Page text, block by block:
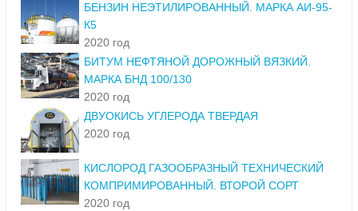
БЕНЗИН НЕЭТИЛИРОВАННЫЙ. МАРКА АИ-95-
К5
2020 год
БИТУМ НЕФТЯНОЙ ДОРОЖНЫЙ ВЯЗКИЙ.
МАРКА БНД 100/130
2020 год
ДВУОКИСЬ УГЛЕРОДА ТВЕРДАЯ
2020 год
КИСЛОРОД ГАЗООБРАЗНЫЙ ТЕХНИЧЕСКИЙ
КОМПРИМИРОВАННЫЙ. ВТОРОЙ СОРТ
2020 год